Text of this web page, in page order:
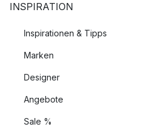
INSPIRATION
Inspirationen & Tipps
Marken
Designer
Angebote
Sale %